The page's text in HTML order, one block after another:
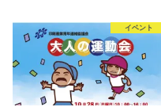
イベント